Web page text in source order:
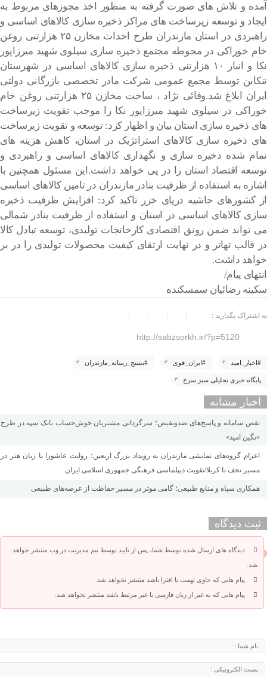
آمده و تلاش های صورت گرفته به منظور اخذ مجوزهای مربوط به
ایجاد و توسعه زیرساخت های مراکز ذخیره سازی کالاهای اساسی و
راهبردی در استان مازندران طرح احداث مخازن ۲۵ هزارتنی روغن
خام خوراکی در محوطه مجتمع ذخیره سازی سیلوی شهید میرزاپور
نکا و انبار ۱۰ هزارتنی ذخیره سازی کالاهای اساسی در شهرستان
تنکابن توسط مجمع عمومی شرکت مادر تخصصی بازرگانی دولتی
ایران ابلاغ شد.وفائی نژاد ، ساخت مخازن ۲۵ هزارتنی روغن خام
خوراکی در سیلوی شهید میرزاپور نکا را موجب تقویت زیرساخت
های ذخیره سازی استان بیان و اظهار کزد: توسعه و تقویت زیرساخت
های ذخیره سازی کالاهای استراتژیک در استان، کاهش هزینه های
تمام شده ذخیره سازی و نگهداری کالاهای اساسی و راهبردی و
توسعه اقتصاد استان را در پی خواهد داشت.این مسئول همچنین با
اشاره به استفاده از ظرفیت بنادر مازندران در تامین کالاهای اساسی
از کشورهای حاشیه دریای خزر تاکید کرد: افزایش ظرفیت ذخیره
سازی کالاهای اساسی در استان و استفاده از ظرفیت بنادر شمالی
می تواند ضمن رونق اقتصادی کارخانجات تولیدی، توسعه تبادل کالا
در قالب تهاتر و در نهایت ارتقای کیفیت محصولات تولیدی را در بر
خواهد داشت.
انتهای پیام/
سکینه رضائیان سمسکنده
به اشتراک بگذارید :
http://sabzsorkh.ir/?p=5120
#اخبار_امید #ایران_قوی #بسیج_رسانه_مازندران
پایگاه خبری تحلیلی سبز سرخ
اخبار مشابه
نقص سامانه و پاسخ‌های ضدونقیض؛ سرگردانی مشتریان خوش‌حساب بانک سپه در طرح
«نگین امید»
اعزام گروه‌های نمایشی مازندران به رویداد بزرگ اربعین؛ روایت عاشورا با زبان هنر در
مسیر نجف تا کربلا/تقویت دیپلماسی فرهنگی جمهوری اسلامی ایران
همکاری سپاه و منابع طبیعی؛ گامی موثر در مسیر حفاظت از عرصه‌های طبیعی
ثبت دیدگاه
دیدگاه های ارسال شده توسط شما، پس از تایید توسط تیم مدیریت در وب منتشر خواهد
شد.
پیام هایی که حاوی تهمت یا افترا باشد منتشر نخواهد شد.
پیام هایی که به غیر از زبان فارسی یا غیر مرتبط باشد منتشر نخواهد شد.